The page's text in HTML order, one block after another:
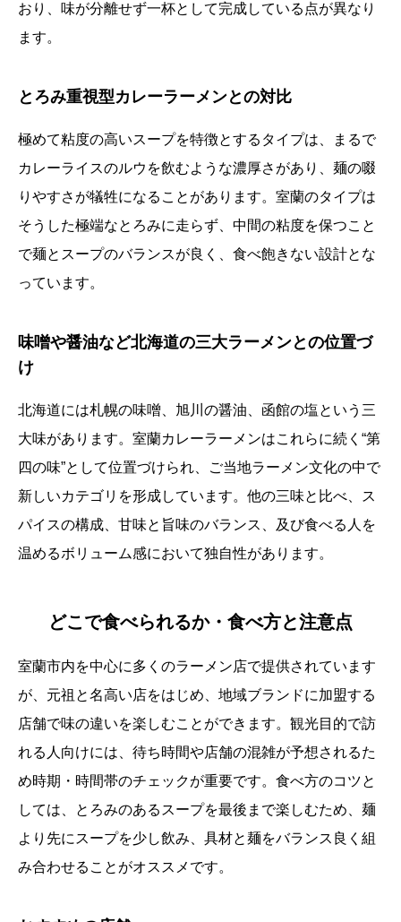
おり、味が分離せず一杯として完成している点が異なり
ます。
とろみ重視型カレーラーメンとの対比
極めて粘度の高いスープを特徴とするタイプは、まるで
カレーライスのルウを飲むような濃厚さがあり、麺の啜
りやすさが犠牲になることがあります。室蘭のタイプは
そうした極端なとろみに走らず、中間の粘度を保つこと
で麺とスープのバランスが良く、食べ飽きない設計とな
っています。
味噌や醤油など北海道の三大ラーメンとの位置づ
け
北海道には札幌の味噌、旭川の醤油、函館の塩という三
大味があります。室蘭カレーラーメンはこれらに続く“第
四の味”として位置づけられ、ご当地ラーメン文化の中で
新しいカテゴリを形成しています。他の三味と比べ、ス
パイスの構成、甘味と旨味のバランス、及び食べる人を
温めるボリューム感において独自性があります。
どこで食べられるか・食べ方と注意点
室蘭市内を中心に多くのラーメン店で提供されています
が、元祖と名高い店をはじめ、地域ブランドに加盟する
店舗で味の違いを楽しむことができます。観光目的で訪
れる人向けには、待ち時間や店舗の混雑が予想されるた
め時期・時間帯のチェックが重要です。食べ方のコツと
しては、とろみのあるスープを最後まで楽しむため、麺
より先にスープを少し飲み、具材と麺をバランス良く組
み合わせることがオススメです。